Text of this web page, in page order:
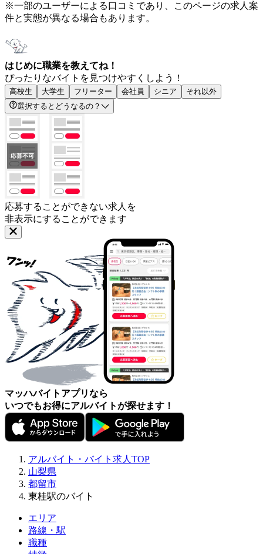
※一部のユーザーによる口コミであり、このページの求人案
件と実態が異なる場合もあります。
はじめに職業を教えてね！
ぴったりなバイトを見つけやすくしよう！
高校生 大学生 フリーター 会社員 シニア
それ以外
選択するとどうなるの？
応募することができない求人を
非表示にすることができます
マッハバイトアプリなら
いつでもお得にアルバイトが探せます！
アルバイト・バイト求人TOP
山梨県
都留市
東桂駅のバイト
エリア
路線・駅
職種